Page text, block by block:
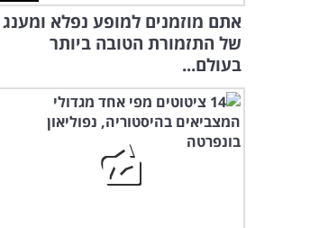
אתם מוזמנים למופע נפלא ומענג
של התזמורת הטובה ביותר
בעולם...